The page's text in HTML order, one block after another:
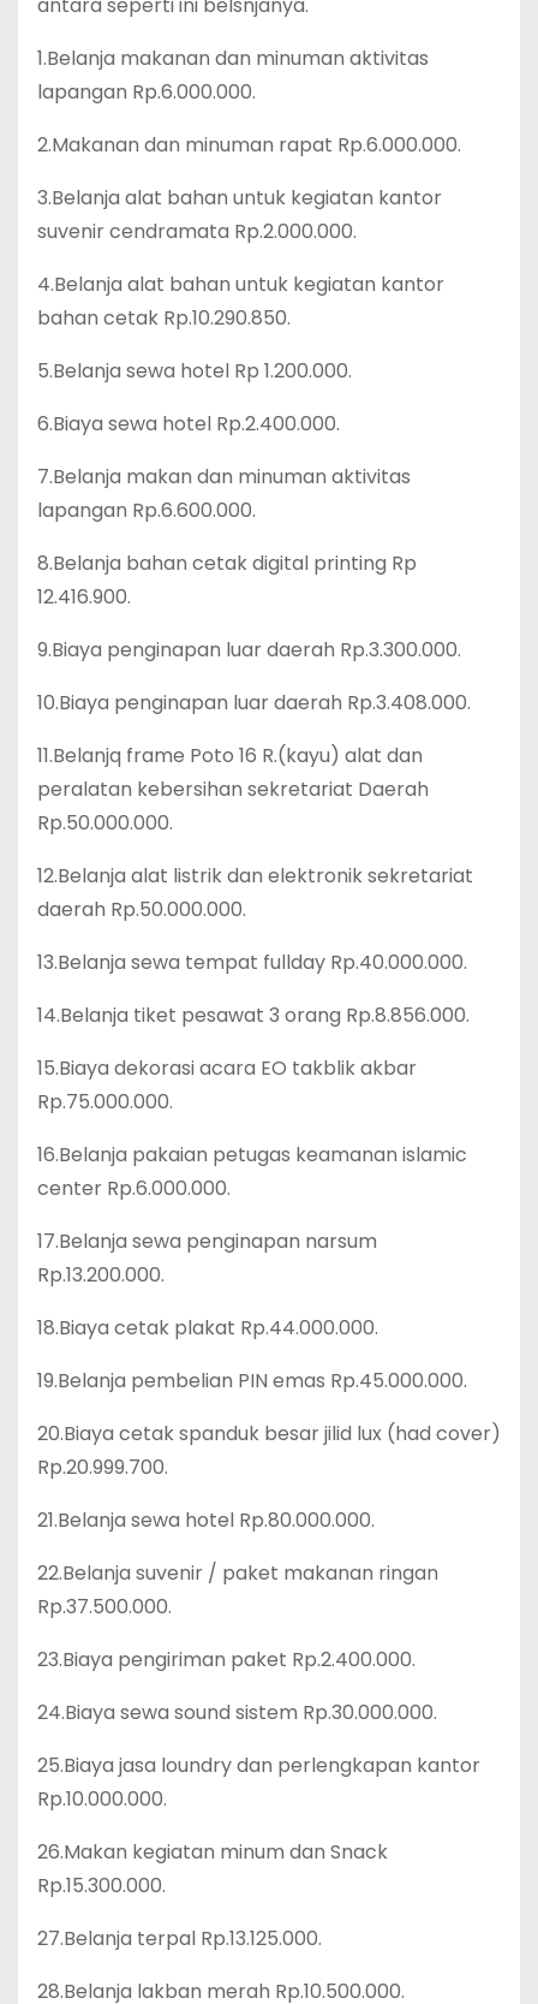
antara seperti ini belsnjanya.
1.Belanja makanan dan minuman aktivitas
lapangan Rp.6.000.000.
2.Makanan dan minuman rapat Rp.6.000.000.
3.Belanja alat bahan untuk kegiatan kantor
suvenir cendramata Rp.2.000.000.
4.Belanja alat bahan untuk kegiatan kantor
bahan cetak Rp.10.290.850.
5.Belanja sewa hotel Rp 1.200.000.
6.Biaya sewa hotel Rp.2.400.000.
7.Belanja makan dan minuman aktivitas
lapangan Rp.6.600.000.
8.Belanja bahan cetak digital printing Rp
12.416.900.
9.Biaya penginapan luar daerah Rp.3.300.000.
10.Biaya penginapan luar daerah Rp.3.408.000.
11.Belanjq frame Poto 16 R.(kayu) alat dan
peralatan kebersihan sekretariat Daerah
Rp.50.000.000.
12.Belanja alat listrik dan elektronik sekretariat
daerah Rp.50.000.000.
13.Belanja sewa tempat fullday Rp.40.000.000.
14.Belanja tiket pesawat 3 orang Rp.8.856.000.
15.Biaya dekorasi acara EO takblik akbar
Rp.75.000.000.
16.Belanja pakaian petugas keamanan islamic
center Rp.6.000.000.
17.Belanja sewa penginapan narsum
Rp.13.200.000.
18.Biaya cetak plakat Rp.44.000.000.
19.Belanja pembelian PIN emas Rp.45.000.000.
20.Biaya cetak spanduk besar jilid lux (had cover)
Rp.20.999.700.
21.Belanja sewa hotel Rp.80.000.000.
22.Belanja suvenir / paket makanan ringan
Rp.37.500.000.
23.Biaya pengiriman paket Rp.2.400.000.
24.Biaya sewa sound sistem Rp.30.000.000.
25.Biaya jasa loundry dan perlengkapan kantor
Rp.10.000.000.
26.Makan kegiatan minum dan Snack
Rp.15.300.000.
27.Belanja terpal Rp.13.125.000.
28.Belanja lakban merah Rp.10.500.000.